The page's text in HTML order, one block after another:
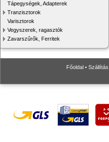
Tápegységek, Adapterek
Tranzisztorok
Varisztorok
Vegyszerek, ragasztók
Zavarszűrők, Ferritek
Főoldal • Szállítás